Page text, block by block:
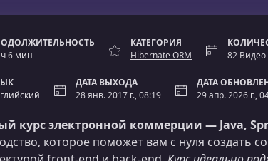
6 мин
КАТЕГОРИЯ
Hibernate ORM
82 Видео
ДАТА ВЫХОДА
28 янв. 2017 г., 08:19
ДАТА
29 апр. 2026 г.,
курс электронной коммерции — Java,
которое поможет вам с нуля создать